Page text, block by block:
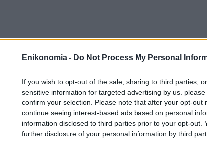
Enikonomia - Do Not Process My Personal
If you wish to opt-out of the sale, sharing to third parties,
sensitive information for targeted advertising by us,
confirm your selection. Please note that after your opt-out
continue seeing interest-based ads based on personal
information disclosed to third parties prior to your opt-out.
further disclosure of your personal information by third